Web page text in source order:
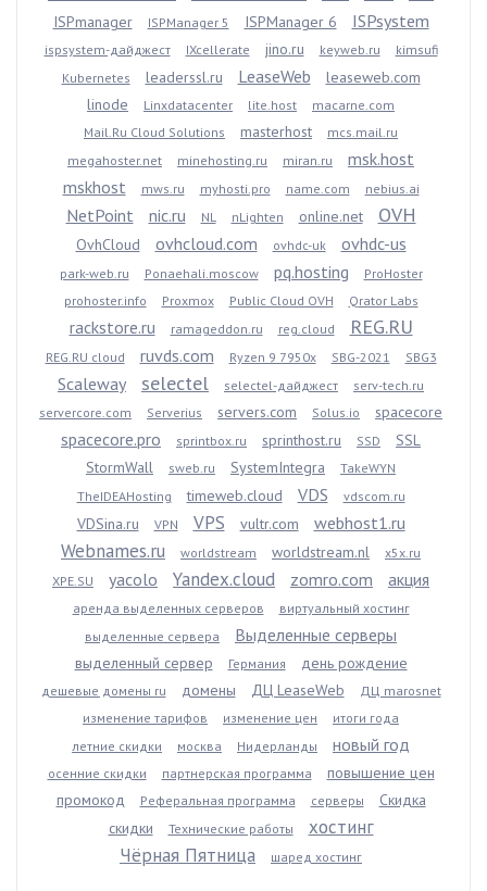
ISPmanager ISPManager 5 ISPManager 6 ISPsystem
ispsystem-дайджест IXcellerate jino.ru keyweb.ru
kimsufi
Kubernetes
leaderssl.ru LeaseWeb
leaseweb.com
linode
Linxdatacenter lite.host
macarne.com
Mail.Ru Cloud Solutions
masterhost
mcs.mail.ru
megahoster.net
minehosting.ru miran.ru
msk.host
mskhost
mws.ru myhosti.pro name.com nebius.ai
NetPoint nic.ru NL nLighten online.net OVH
OvhCloud ovhcloud.com ovhdc-uk ovhdc-us
park-web.ru Ponaehali.moscow pq.hosting
ProHoster
prohoster.info
Proxmox Public Cloud OVH Qrator Labs
rackstore.ru ramageddon.ru reg.cloud REG.RU
REG.RU cloud ruvds.com Ryzen 9 7950x SBG-2021 SBG3
Scaleway selectel selectel-дайджест
serv-tech.ru
servercore.com
Serverius servers.com Solus.io spacecore
spacecore.pro sprintbox.ru sprinthost.ru SSD
SSL
StormWall
sweb.ru SystemIntegra
TakeWYN
TheIDEAHosting
timeweb.cloud VDS vdscom.ru
VDSina.ru VPN VPS vultr.com webhost1.ru
Webnames.ru worldstream worldstream.nl
x5x.ru
XPE.SU
yacolo Yandex.cloud zomro.com акция
аренда выделенных серверов
виртуальный хостинг
выделенные сервера
Выделенные серверы
выделенный сервер Германия день рождение
дешевые домены ru домены ДЦ LeaseWeb
ДЦ marosnet
изменение тарифов
изменение цен
итоги года
летние скидки
москва Нидерланды новый год
осенние скидки партнерская программа
повышение цен
промокод
Реферальная программа серверы
Скидка
скидки
Технические работы
хостинг
Чёрная Пятница
шаред хостинг